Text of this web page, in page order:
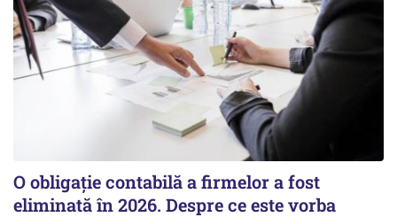
O obligație contabilă a firmelor a fost
eliminată în 2026. Despre ce este vorba